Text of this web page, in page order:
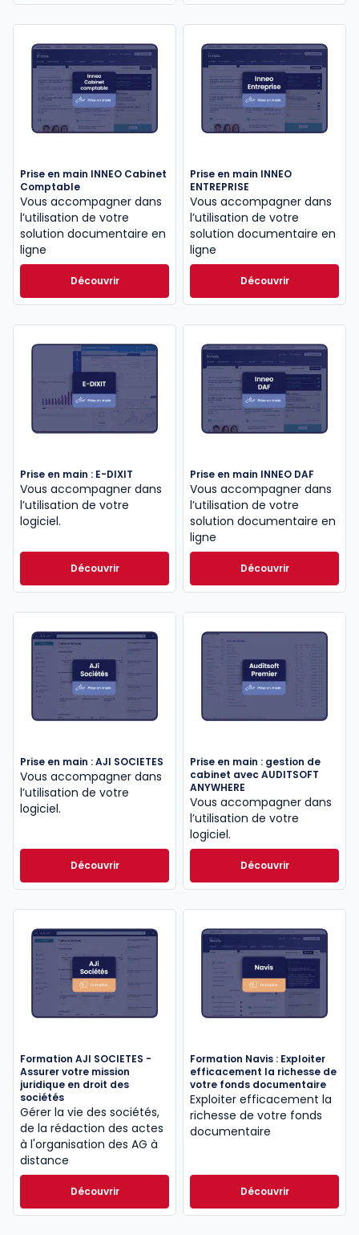
Prise en main INNEO Cabinet
Comptable
Vous accompagner dans
l’utilisation de votre
solution documentaire en
ligne
Découvrir
Prise en main INNEO
ENTREPRISE
Vous accompagner dans
l’utilisation de votre
solution documentaire en
ligne
Découvrir
Prise en main : E-DIXIT
Vous accompagner dans
l’utilisation de votre
logiciel.
Découvrir
Prise en main INNEO DAF
Vous accompagner dans
l’utilisation de votre
solution documentaire en
ligne
Découvrir
Prise en main : AJI SOCIETES
Vous accompagner dans
l’utilisation de votre
logiciel.
Découvrir
Prise en main : gestion de
cabinet avec AUDITSOFT
ANYWHERE
Vous accompagner dans
l’utilisation de votre
logiciel.
Découvrir
Formation AJI SOCIETES -
Assurer votre mission
juridique en droit des
sociétés
Gérer la vie des sociétés,
de la rédaction des actes
à l'organisation des AG à
distance
Découvrir
Formation Navis : Exploiter
efficacement la richesse de
votre fonds documentaire
Exploiter efficacement la
richesse de votre fonds
documentaire
Découvrir